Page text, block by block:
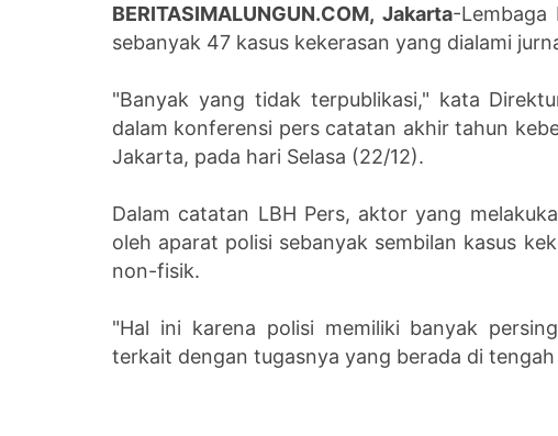
BERITASIMALUNGUN.COM, Jakarta-Lembaga
sebanyak 47 kasus kekerasan yang dialami
"Banyak yang tidak terpublikasi," kata
dalam konferensi pers catatan akhir tahun
Jakarta, pada hari Selasa (22/12).
Dalam catatan LBH Pers, aktor yang
oleh aparat polisi sebanyak sembilan kasus
non-fisik.
"Hal ini karena polisi memiliki banyak
terkait dengan tugasnya yang berada di